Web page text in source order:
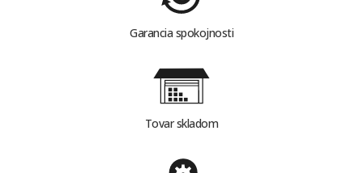
Garancia spokojnosti
Tovar skladom